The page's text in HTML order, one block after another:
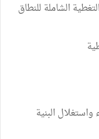
الشاملة للنطاق
البنية